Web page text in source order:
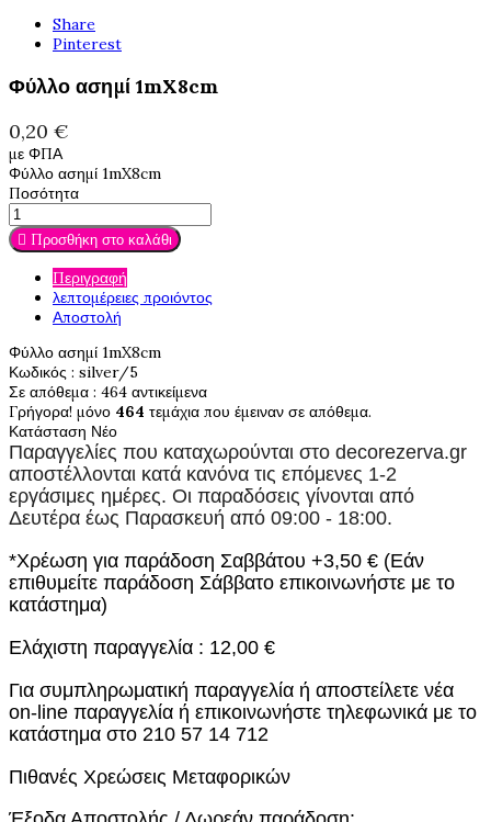
Share
Pinterest
Φύλλο ασημί 1mX8cm
0,20 €
με ΦΠΑ
Φύλλο ασημί 1mX8cm
Ποσότητα
 Προσθήκη στο καλάθι
Περιγραφή
λεπτομέρειες προιόντος
Αποστολή
Φύλλο ασημί 1mX8cm
Κωδικός : silver/5
Σε απόθεμα : 464 αντικείμενα
Γρήγορα! μόνο 464 τεμάχια που έμειναν σε απόθεμα.
Κατάσταση Νέο
Παραγγελίες που καταχωρούνται στο decorezerva.gr
αποστέλλονται κατά κανόνα τις επόμενες 1-2
εργάσιμες ημέρες. Οι παραδόσεις γίνονται από
Δευτέρα έως Παρασκευή από 09:00 - 18:00.
*Χρέωση για παράδοση Σαββάτου +3,50 € (Εάν
επιθυμείτε παράδοση Σάββατο επικοινωνήστε με το
κατάστημα)
Ελάχιστη παραγγελία : 12,00 €
Για συμπληρωματική παραγγελία ή αποστείλετε νέα
on-line παραγγελία ή επικοινωνήστε τηλεφωνικά με το
κατάστημα στο 210 57 14 712
Πιθανές Χρεώσεις Μεταφορικών